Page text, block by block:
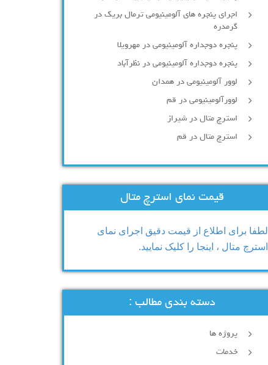
اجرای پنجره های آلومینیومی ترمال بریک در
گرمدره
پنجره دوجداره آلومینیومی در مهرویلا
پنجره دوجداره آلومینیومی در نظرآباد
لوور آلومینیومی در همدان
لوورآلومینیومی در قم
استرچ متال در شیراز
استرچ متال در قم
قیمت نمای استرچ متال
لطفا برای اطلاع از قیمت دقیق اجرای نمای
استرچ متال ، اینجا را کلیک نمایید.
دسته بندی مطالب :
پروژه ها
خدمات